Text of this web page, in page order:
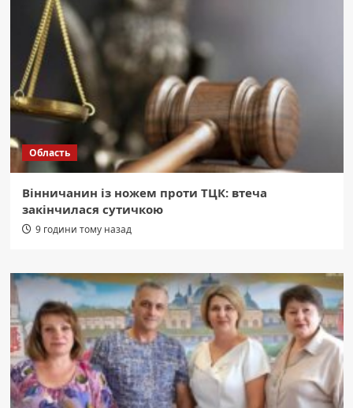
Область
Вінничанин із ножем проти ТЦК: втеча
закінчилася сутичкою
9 години тому назад